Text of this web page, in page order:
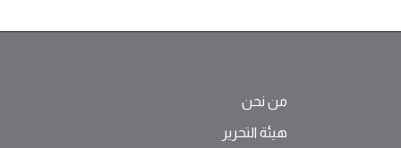
من نحن
هيئة التحرير